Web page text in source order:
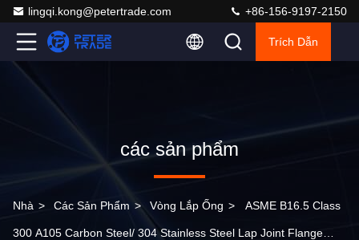
lingqi.kong@petertrade.com +86-156-9197-2150
Trích Dẫn
các sản phẩm
Nhà > Các Sản Phẩm > Vòng Lắp Ống > ASME B16.5 Class
300 A105 Carbon Steel/ 304 Stainless Steel Lap Joint Flange